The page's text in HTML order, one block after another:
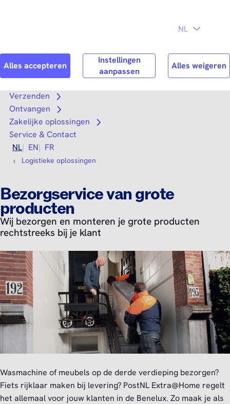
Search Zoek
Verzenden
Open submenu
Ontvangen
Open submenu
Zakelijke oplossingen
Open submenu
Service & Contact
NL
EN FR
Logistieke oplossingen
Bezorgservice van grote
producten
Wij bezorgen en monteren je grote producten
rechtstreeks bij je klant
Wasmachine of meubels op de derde verdieping bezorgen?
Fiets rijklaar maken bij levering? PostNL Extra@Home regelt
het allemaal voor jouw klanten in de Benelux. Zo maak je als